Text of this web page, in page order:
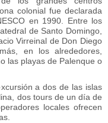
colonial fue declarada
en 1990. Entre los
de Santo Domingo,
Virreinal de Don Diego
en los alrededores,
las playas de Palenque o
a dos de las islas
dos tours de un día de
locales ofrecen